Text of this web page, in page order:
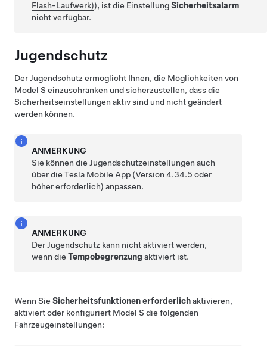
Flash-Laufwerk)), ist die EinstellungSicherheitsalarm
nicht verfügbar.
Jugendschutz
Der Jugendschutz ermöglicht Ihnen, die Möglichkeiten von
Model S einzuschränken und sicherzustellen, dass die
Sicherheitseinstellungen aktiv sind und nicht geändert
werden können.
ANMERKUNG
Sie können die Jugendschutzeinstellungen auch
über die Tesla Mobile App (Version 4.34.5 oder
höher erforderlich) anpassen.
ANMERKUNG
Der Jugendschutz kann nicht aktiviert werden,
wenn dieTempobegrenzung aktiviert ist.
Wenn Sie Sicherheitsfunktionen erforderlichaktivieren,
aktiviert oder konfiguriert Model S die folgenden
Fahrzeugeinstellungen: